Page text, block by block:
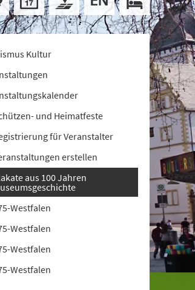
Kultur
und Heimatfeste
für Veranstalter
erstellen
aus 100 Jahren
Westfalen
Westfalen
Westfalen
Westfalen